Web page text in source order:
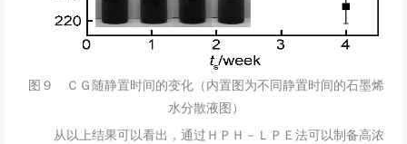
图９ ＣＧ随静置时间的变化（内置图为不同静置时间的石墨烯
水分散液图）
从以上结果可以看出，通过ＨＰＨ－ＬＰＥ法可以制备高浓